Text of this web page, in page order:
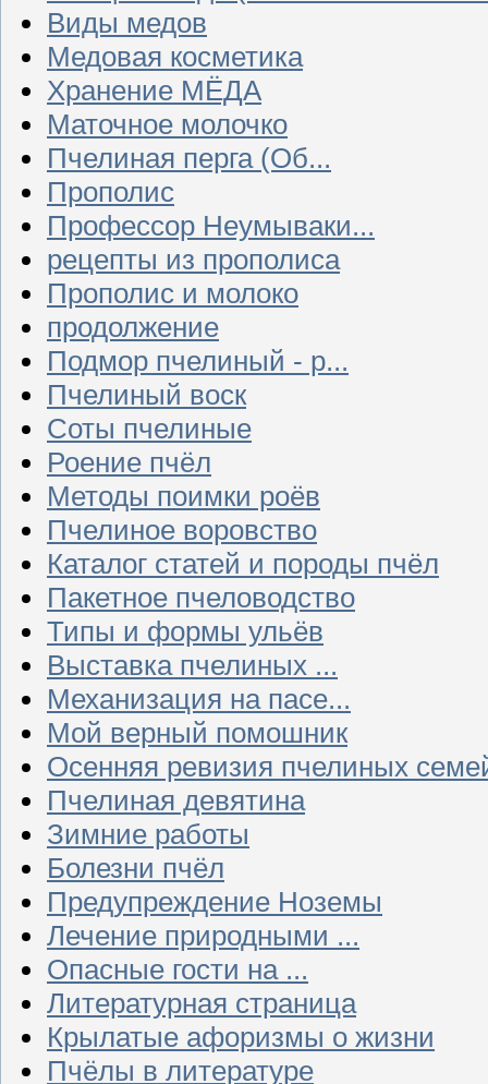
Виды медов
Медовая косметика
Хранение МЁДА
Маточное молочко
Пчелиная перга (Об...
Прополис
Профессор Неумываки...
рецепты из прополиса
Прополис и молоко
продолжение
Подмор пчелиный - р...
Пчелиный воск
Соты пчелиные
Роение пчёл
Методы поимки роёв
Пчелиное воровство
Каталог статей и породы пчёл
Пакетное пчеловодство
Типы и формы ульёв
Выставка пчелиных ...
Механизация на пасе...
Мой верный помошник
Осенняя ревизия пчелиных
Пчелиная девятина
Зимние работы
Болезни пчёл
Предупреждение Ноземы
Лечение природными ...
Опасные гости на ...
Литературная страница
Крылатые афоризмы о жизни
Пчёлы в литературе